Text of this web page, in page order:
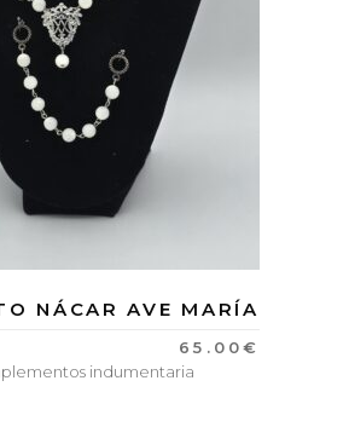
NÁCAR AVE MARÍA
65.00€
indumentaria